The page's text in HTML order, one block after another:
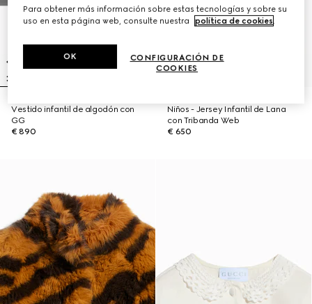
Vestido infantil de algodón con
GG
€ 890
Niños - Jersey Infantil de Lana
con Tribanda Web
€ 650
Para obtener más información sobre estas tecnologías y sobre su
uso en esta página web, consulte nuestra
política de cookies.
CONFIGURACIÓN DE
COOKIES
OK